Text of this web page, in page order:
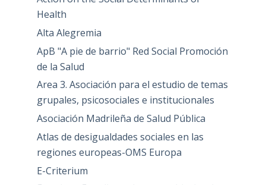
Health
Alta Alegremia
ApB "A pie de barrio" Red Social Promoción
de la Salud
Area 3. Asociación para el estudio de temas
grupales, psicosociales e institucionales
Asociación Madrileña de Salud Pública
Atlas de desigualdades sociales en las
regiones europeas-OMS Europa
E-Criterium